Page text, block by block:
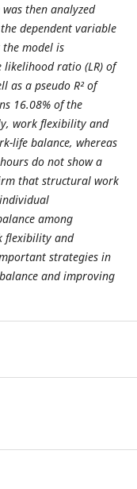
then analyzed
dependent variable
model is
ratio (LR) of
as a pseudo R² of
16.08% of the
work flexibility and
life balance, whereas
do not show a
that structural work
among
flexibility and
strategies in
and improving